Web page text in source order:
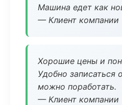
Машина едет как
— Клиент компании
Хорошие цены и
Удобно записаться
можно поработать.
— Клиент компании